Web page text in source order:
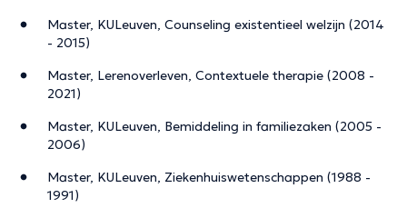
Master, KULeuven, Counseling existentieel welzijn (2014
- 2015)
Master, Lerenoverleven, Contextuele therapie (2008 -
2021)
Master, KULeuven, Bemiddeling in familiezaken (2005 -
2006)
Master, KULeuven, Ziekenhuiswetenschappen (1988 -
1991)